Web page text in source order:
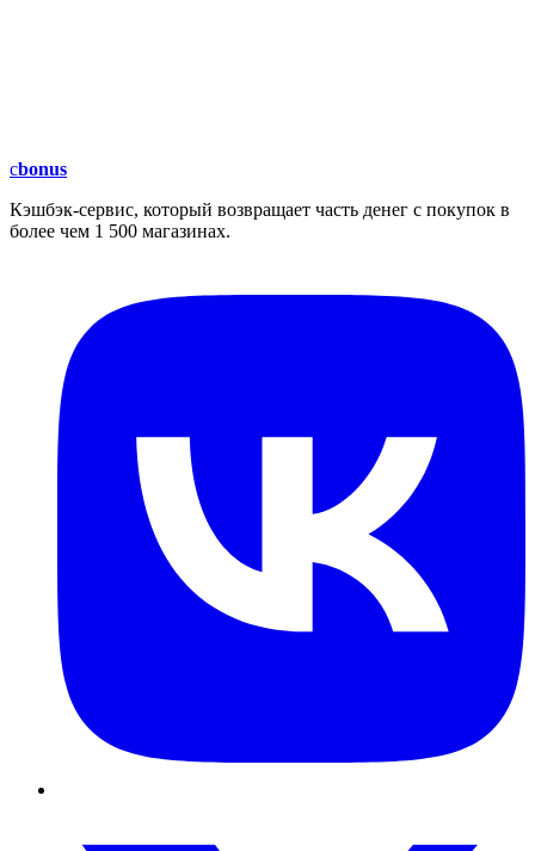
cbonus
Кэшбэк-сервис, который возвращает часть денег с покупок в
более чем 1 500 магазинах.